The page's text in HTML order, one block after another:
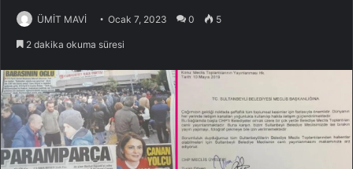
ÜMİT MAVİ Ocak 7, 2023 0 5
2 dakika okuma süresi